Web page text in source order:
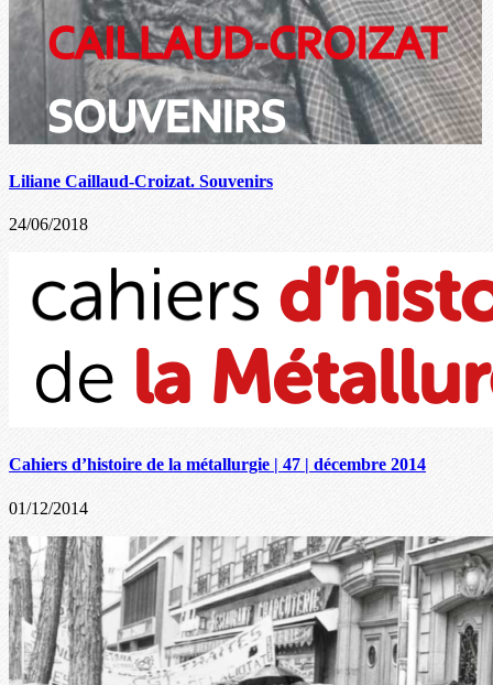
Liliane Caillaud-Croizat. Souvenirs
24/06/2018
Cahiers d’histoire de la métallurgie | 47 | décembre 2014
01/12/2014